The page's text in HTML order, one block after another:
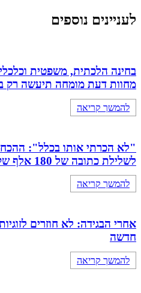
לעניינים נוספים
בחינה הלכתית, משפטית
מחוות דעת מומחה תיעשה רק
להמשך קריאה
"לא הכרתי אותו בכלל":
לשלילת כתובה של 180 אלף שקל
להמשך קריאה
אחרי הבגידה: לא חוזרים
חדשה
להמשך קריאה